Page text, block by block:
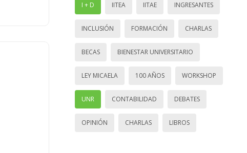
I + D IITEA IITAE INGRESANTES
INCLUSIÓN FORMACIÓN CHARLAS
BECAS BIENESTAR UNIVERSITARIO
LEY MICAELA 100 AÑOS WORKSHOP
UNR CONTABILIDAD DEBATES
OPINIÓN CHARLAS LIBROS